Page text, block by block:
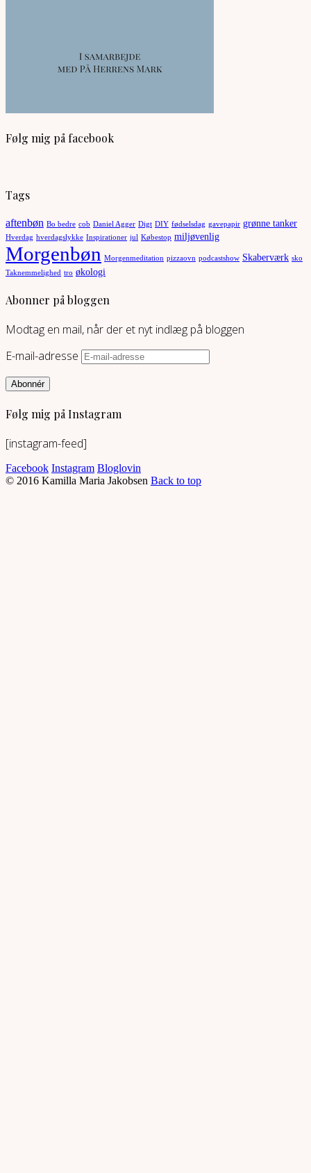
Følg mig på facebook
Tags
aftenbøn Bo bedre cob Daniel Agger Digt DIY fødselsdag gavepapir grønne tanker
Hverdag hverdagslykke Inspirationer jul Købestop miljøvenlig
Morgenbøn Morgenmeditation pizzaovn podcastshow Skaberværk sko
Taknemmelighed tro økologi
Abonner på bloggen
Modtag en mail, når der et nyt indlæg på bloggen
E-mail-adresse
Abonnér
Følg mig på Instagram
[instagram-feed]
Facebook Instagram Bloglovin
© 2016 Kamilla Maria Jakobsen Back to top